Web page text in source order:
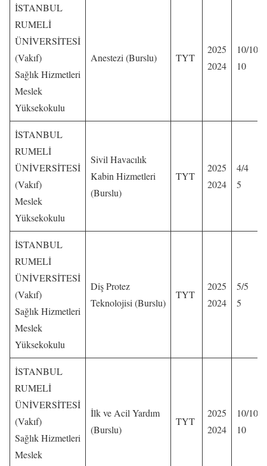
İSTANBUL
RUMELİ
ÜNİVERSİTESİ
(Vakıf)
Sağlık Hizmetleri
Meslek
Yüksekokulu
Anestezi (Burslu) TYT
2025
2024
10/10
10
İSTANBUL
RUMELİ
ÜNİVERSİTESİ
(Vakıf)
Meslek
Yüksekokulu
Sivil Havacılık
Kabin Hizmetleri
(Burslu)
TYT
2025
2024
4/4
5
İSTANBUL
RUMELİ
ÜNİVERSİTESİ
(Vakıf)
Sağlık Hizmetleri
Meslek
Yüksekokulu
Diş Protez
Teknolojisi (Burslu)
TYT
2025
2024
5/5
5
İSTANBUL
RUMELİ
ÜNİVERSİTESİ
(Vakıf)
Sağlık Hizmetleri
Meslek
İlk ve Acil Yardım
(Burslu)
TYT
2025
2024
10/10
10